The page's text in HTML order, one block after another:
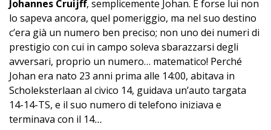
Johannes Cruijff, semplicemente Johan. E forse lui non
lo sapeva ancora, quel pomeriggio, ma nel suo destino
c’era già un numero ben preciso; non uno dei numeri di
prestigio con cui in campo soleva sbarazzarsi degli
avversari, proprio un numero… matematico! Perché
Johan era nato 23 anni prima alle 14:00, abitava in
Scholeksterlaan al civico 14, guidava un’auto targata
14-14-TS, e il suo numero di telefono iniziava e
terminava con il 14…